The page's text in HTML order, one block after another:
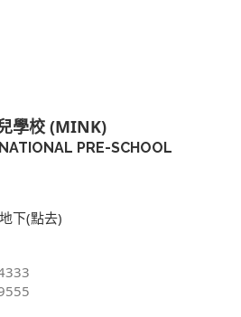
學校 (MINK)
PRE-SCHOOL
下(點去)